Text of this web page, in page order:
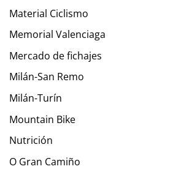
Material Ciclismo
Memorial Valenciaga
Mercado de fichajes
Milán-San Remo
Milán-Turín
Mountain Bike
Nutrición
O Gran Camiño